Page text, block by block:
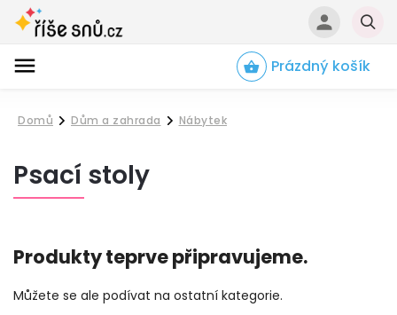
Prázdný košík
Domů
/
Dům a zahrada
/
Nábytek
Psací stoly
Produkty teprve připravujeme.
Můžete se ale podívat na ostatní kategorie.